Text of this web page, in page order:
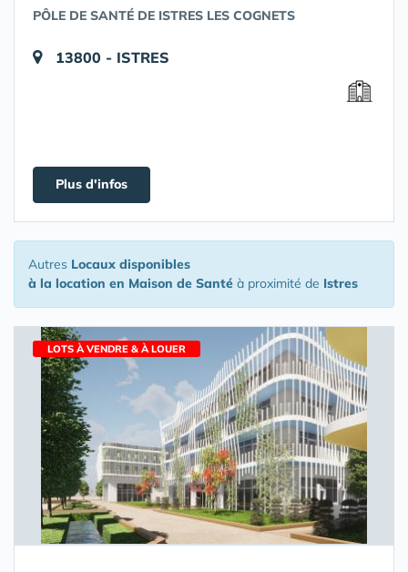
PÔLE DE SANTÉ DE ISTRES LES COGNETS
13800 - ISTRES
Plus d'infos
Autres Locaux disponibles
à la location en Maison de Santé à proximité de Istres
LOTS À VENDRE & À LOUER